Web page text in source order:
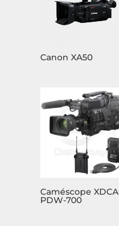
Canon XA50
Caméscope
PDW-700